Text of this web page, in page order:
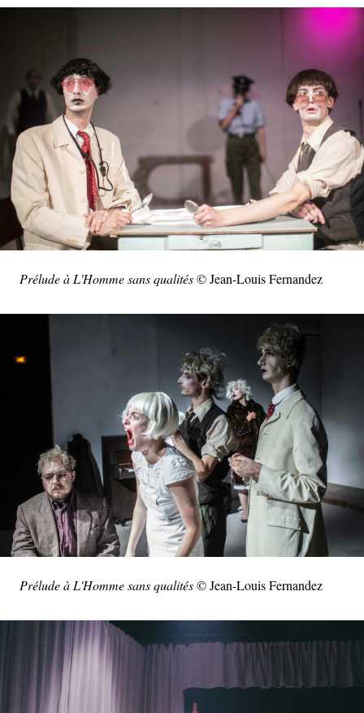
Prélude à L'Homme sans qualités© Jean-Louis Fernandez
Prélude à L'Homme sans qualités© Jean-Louis Fernandez